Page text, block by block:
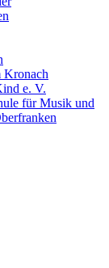
Kronach
e. V.
für Musik und